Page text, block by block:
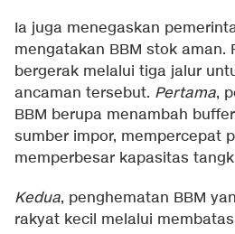
Ia juga menegaskan
mengatakan BBM stok aman.
bergerak melalui tiga jalur
ancaman tersebut. Pertama,
BBM berupa menambah
sumber impor, mempercepat
memperbesar kapasitas
Kedua, penghematan BBM
rakyat kecil melalui